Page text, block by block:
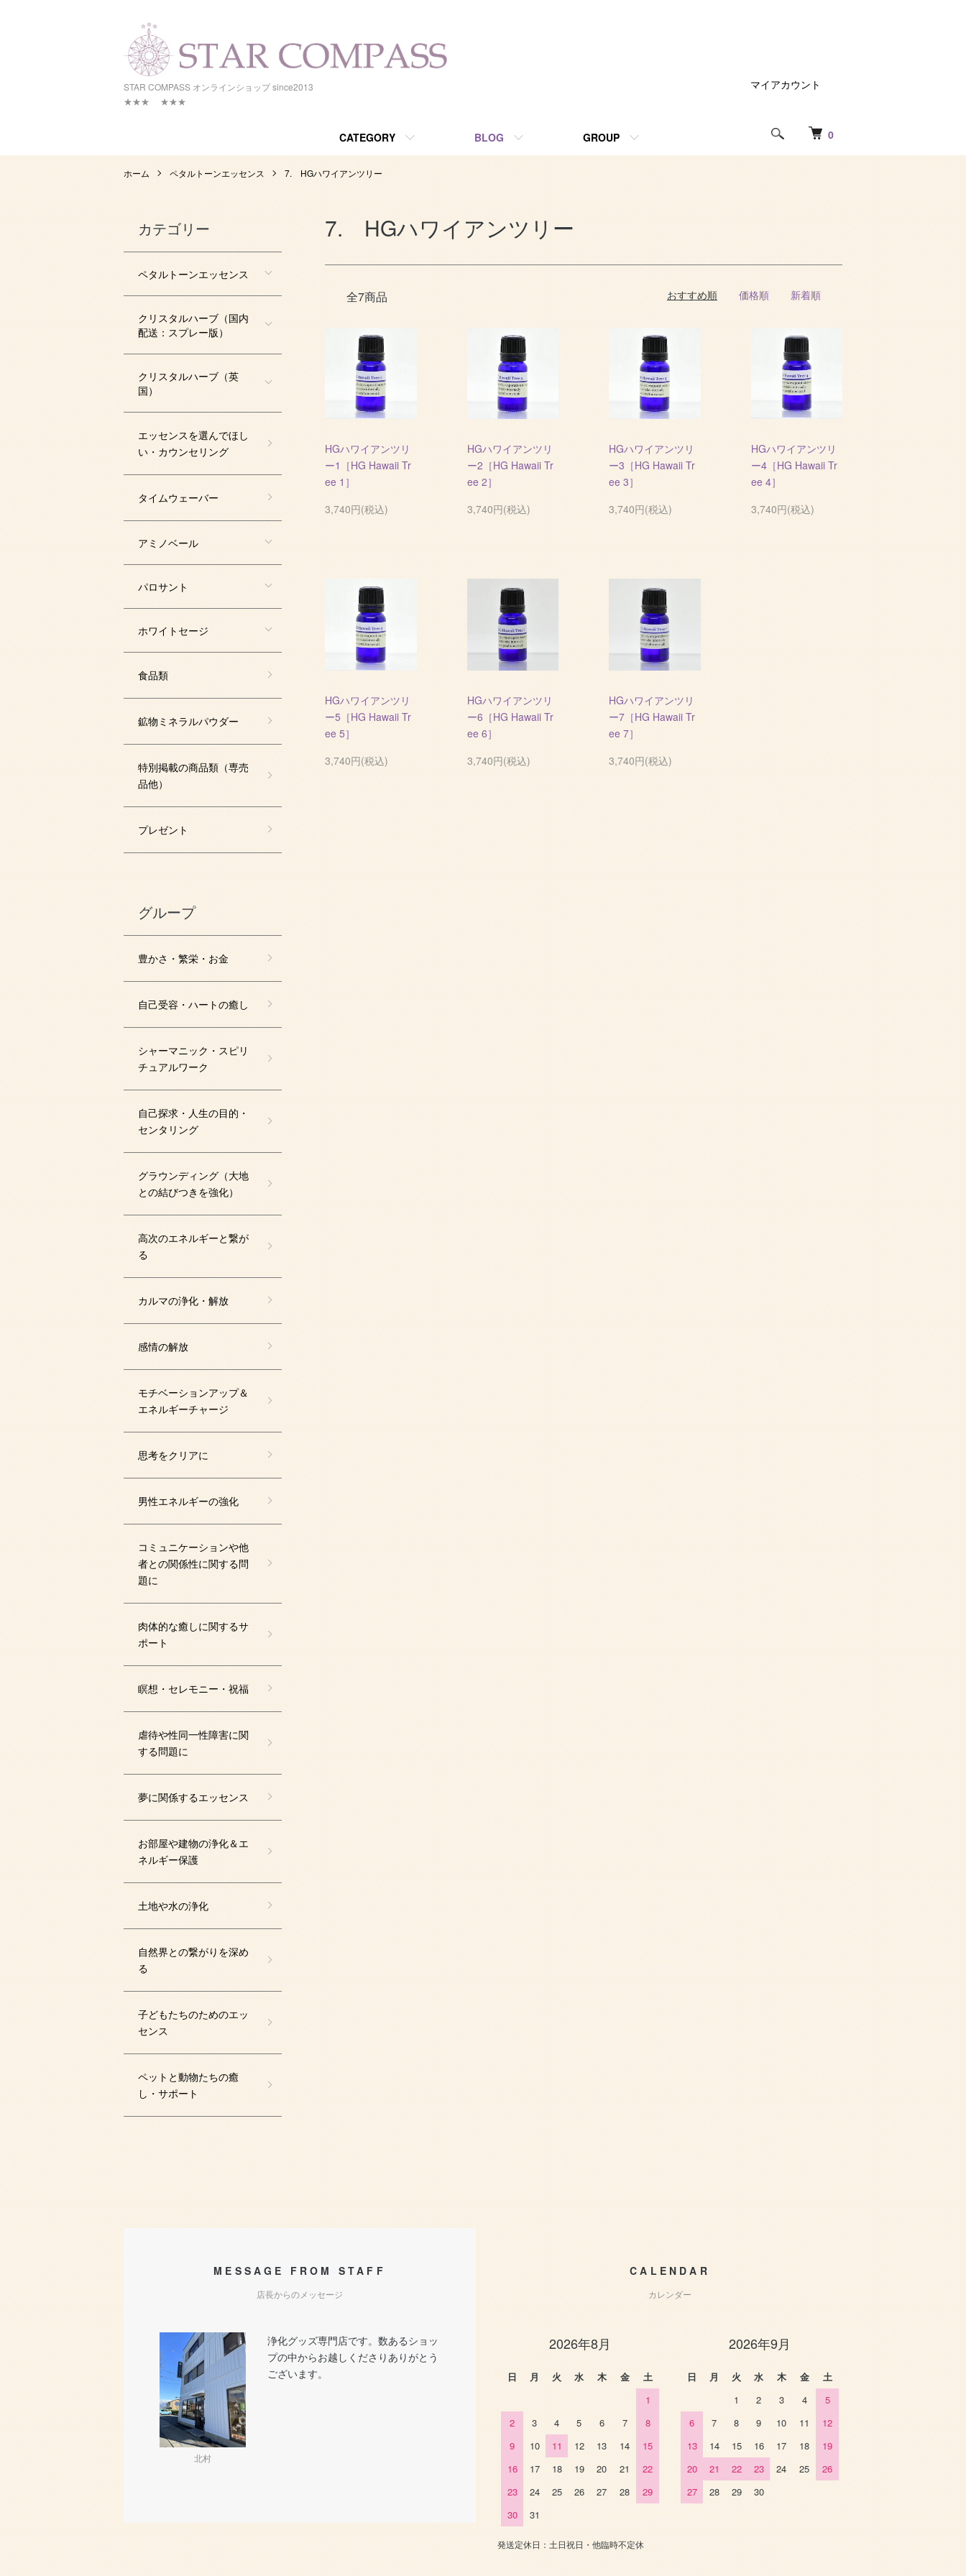
STAR COMPASS オンラインショップ since2013
★★★ ★★★
0
CATEGORY BLOG GROUP
マイアカウント
ホーム ペタルトーンエッセンス 7. HGハワイアンツリー
7. HGハワイアンツリー
全7商品 おすすめ順 価格順 新着順
HGハワイアンツリ
ー1［HG Hawaii Tr
ee 1］
3,740円(税込)
HGハワイアンツリ
ー2［HG Hawaii Tr
ee 2］
3,740円(税込)
HGハワイアンツリ
ー3［HG Hawaii Tr
ee 3］
3,740円(税込)
HGハワイアンツリ
ー4［HG Hawaii Tr
ee 4］
3,740円(税込)
HGハワイアンツリ
ー5［HG Hawaii Tr
ee 5］
3,740円(税込)
HGハワイアンツリ
ー6［HG Hawaii Tr
ee 6］
3,740円(税込)
HGハワイアンツリ
ー7［HG Hawaii Tr
ee 7］
3,740円(税込)
カテゴリー
ペタルトーンエッセンス
クリスタルハーブ（国内
配送：スプレー版）
クリスタルハーブ（英
国）
エッセンスを選んでほし
い・カウンセリング
タイムウェーバー
アミノベール
パロサント
ホワイトセージ
食品類
鉱物ミネラルパウダー
特別掲載の商品類（専売
品他）
プレゼント
グループ
豊かさ・繁栄・お金
自己受容・ハートの癒し
シャーマニック・スピリ
チュアルワーク
自己探求・人生の目的・
センタリング
グラウンディング（大地
との結びつきを強化）
高次のエネルギーと繋が
る
カルマの浄化・解放
感情の解放
モチベーションアップ＆
エネルギーチャージ
思考をクリアに
男性エネルギーの強化
コミュニケーションや他
者との関係性に関する問
題に
肉体的な癒しに関するサ
ポート
瞑想・セレモニー・祝福
虐待や性同一性障害に関
する問題に
夢に関係するエッセンス
お部屋や建物の浄化＆エ
ネルギー保護
土地や水の浄化
自然界との繋がりを深め
る
子どもたちのためのエッ
センス
ペットと動物たちの癒
し・サポート
MESSAGE FROM STAFF
店長からのメッセージ
北村
浄化グッズ専門店です。数あるショッ
プの中からお越しくださりありがとう
ございます。
CALENDAR
カレンダー
2026年8月
日 月 火 水 木 金
土
1
2
3 4 5 6 7
8
9
10 11 12 13 14
15
16
17 18 19 20 21
22
23
24 25 26 27 28
29
30
31
2026年9月
日 月 火 水 木 金
土
1
2 3 4
5
6
7 8 9 10 11
12
13
14 15 16 17 18
19
20
21 22 23 24 25
26
27
28 29 30
発送定休日：土日祝日・他臨時不定休